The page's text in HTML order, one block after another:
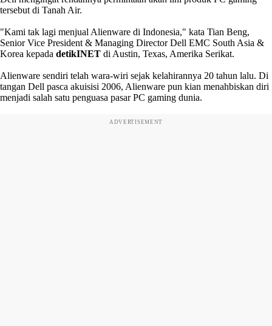
tersebut di Tanah Air.
"Kami tak lagi menjual Alienware di Indonesia," kata Tian Beng,
Senior Vice President & Managing Director Dell EMC South Asia &
Korea kepada detikINET di Austin, Texas, Amerika Serikat.
Alienware sendiri telah wara-wiri sejak kelahirannya 20 tahun lalu. Di
tangan Dell pasca akuisisi 2006, Alienware pun kian menahbiskan diri
menjadi salah satu penguasa pasar PC gaming dunia.
ADVERTISEMENT